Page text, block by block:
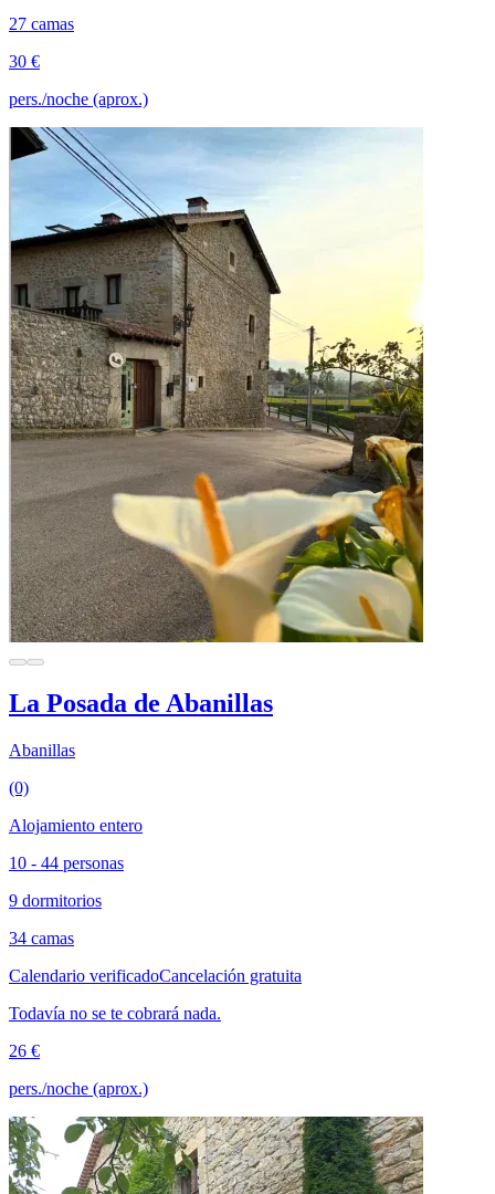
27 camas
30 €
pers./noche (aprox.)
La Posada de Abanillas
Abanillas
(0)
Alojamiento entero
10 - 44 personas
9 dormitorios
34 camas
Calendario verificadoCancelación gratuita
Todavía no se te cobrará nada.
26 €
pers./noche (aprox.)